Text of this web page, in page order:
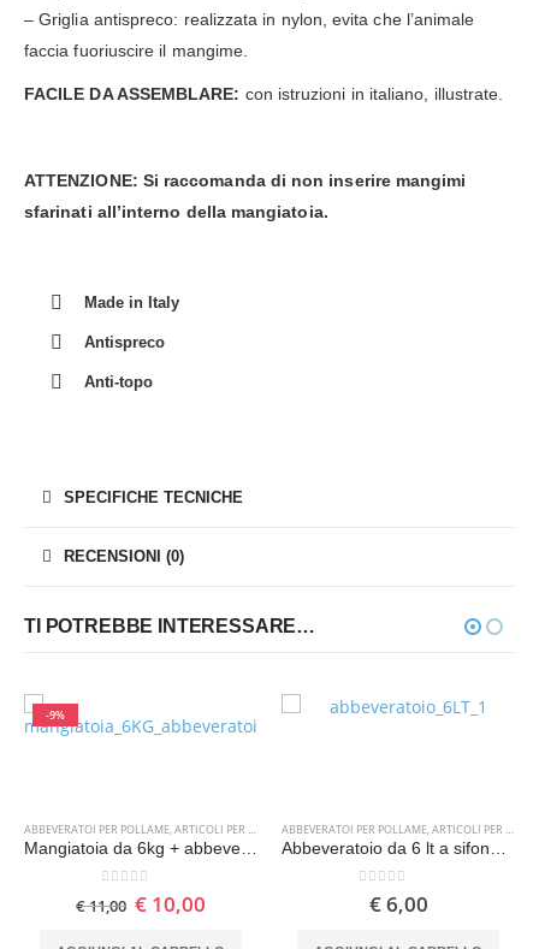
– Griglia antispreco: realizzata in nylon, evita che l’animale
faccia fuoriuscire il mangime.
FACILE DA ASSEMBLARE: con istruzioni in italiano, illustrate.
ATTENZIONE: Si raccomanda di non inserire mangimi
sfarinati all’interno della mangiatoia.
Made in Italy
Antispreco
Anti-topo
SPECIFICHE TECNICHE
RECENSIONI (0)
TI POTREBBE INTERESSARE…
-9%
ABBEVERATOI PER POLLAME,ARTICOLI PER L'ALLEVAMENTO ,MANGIATOIE PER POLLAME
Mangiatoia da 6kg + abbeveratoio da 6lt per pollame
Su 5
€11,00 €10,00
ABBEVERATOI PER POLLAME,ARTICOLI PER L'ALLEVAMENTO
Abbeveratoio da 6 lt a sifone per pollame
Su 5
€6,00